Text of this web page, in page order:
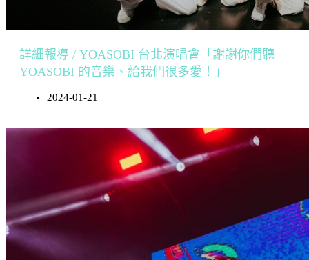
詳細報導 / YOASOBI 台北演唱會「謝謝你們聽
YOASOBI 的音樂、給我們很多愛！」
2024-01-21